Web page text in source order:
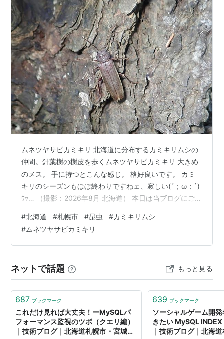
清田区
イベント
さっぽろ雪まつり(2月第2週）
http://www.snowfes.com/
YOSAKOIソーラン祭り（6月上旬）
http://www.yosanet.com/
ホワイトイルミネーション（11月〜12月）
http://www.sweb.co.jp/kanko/white/
観光地
時計台
クラーク博士像
羊ヶ丘展望台 http://www.sta.or.jp/hitsujigaoka/
北海道大学の構内にあるものの方が由緒正しい
（1948年）のだが、大学の構内に観光客が押し寄
せるのは困るということで、羊ヶ丘にも1976年に
さっぽろテレビ塔
http://www.tv-tower.co.jp/
手稲山（サッポロテイネ）
藻岩山
定山渓温泉
スポーツ施設
ムネツヤサビカミキリ 北海道に分布するカミキリムシの
仲間。針葉樹の樹皮を歩くムネツヤサビカミキリ 大きめ
のメス。 手に持つとこんな感じ。 格好良いです。 カミ
キリのシーズンもほぼ終わりですねェ、寂しい(´；ω；`)
ｳｯ… （撮影：2026年8月 北海道） 本日は当ブログにご訪
しくお願い致します ・・・v(｡･ω･｡)ｨｪｨ♪ 昆虫ランキング
にほんブログ村
#北海道 #札幌市 #昆虫 #カミキリムシ
#ムネツヤサビカミキリ
ネットで話題 もっと見る
687 ブックマーク
これだけ見れば大丈夫！ーMySQLパ
フォーマンス監視のツボ（クエリ編）
｜技術ブログ｜北海道札幌市・宮城県
639 ブックマーク
ソーシャルゲーム開
きたい MySQL
｜技術ブログ｜北海